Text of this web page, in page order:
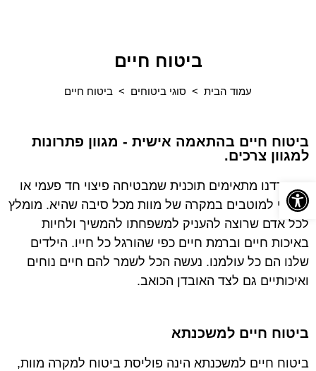
ביטוח חיים
עמוד הבית > סוגי ביטוחים > ביטוח חיים
ביטוח חיים בהתאמה אישית - מגוון פתרונות
למגוון צרכים. ​
במשרדנו מתאימים תוכנית שמבטיחה פיצוי חד פעמי או
חודשי למוטבים במקרה של מוות מכל סיבה שהיא. מומלץ
לכל אדם שרוצה להעניק למשפחתו להמשיך ולחיות
באיכות חיים וברמת חיים כפי שהורגל כל חייו. הילדים
שלנו הם כל עולמנו. נעשה הכל לשמר להם חיים נוחים
ואיכותיים גם לצד האובדן הכואב.
ביטוח חיים למשכנתא
ביטוח חיים למשכנתא הינה פוליסת ביטוח למקרה מוות,
פתח סרגל נגישות